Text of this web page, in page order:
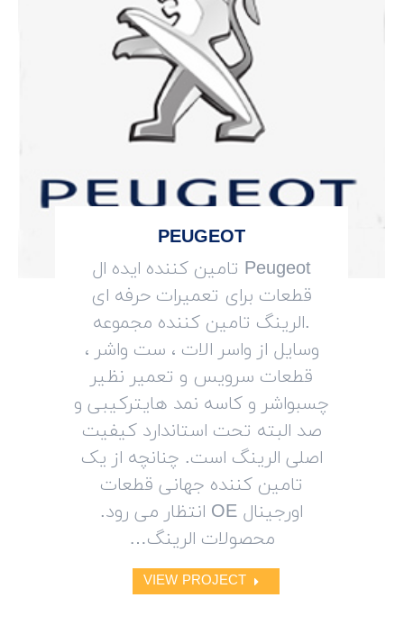
PEUGEOT
Peugeot تامین کننده ایده ال
قطعات برای تعمیرات حرفه ای
.الرینگ تامین کننده مجموعه
وسایل از واسر الات ، ست واشر ،
قطعات سرویس و تعمیر نظیر
چسبواشر و کاسه نمد هایترکیبی و
صد البته تحت استاندارد کیفیت
اصلی الرینگ است. چنانچه از یک
تامین کننده جهانی قطعات
اورجینال OE انتظار می رود.
محصولات الرینگ…
VIEW PROJECT